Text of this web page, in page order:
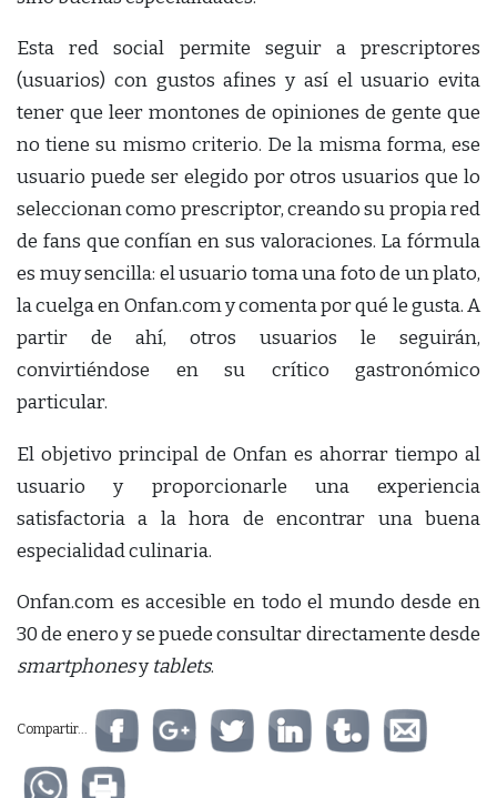
Esta red social permite seguir a prescriptores
(usuarios) con gustos afines y así el usuario evita
tener que leer montones de opiniones de gente que
no tiene su mismo criterio. De la misma forma, ese
usuario puede ser elegido por otros usuarios que lo
seleccionan como prescriptor, creando su propia red
de fans que confían en sus valoraciones. La fórmula
es muy sencilla: el usuario toma una foto de un plato,
la cuelga en Onfan.com y comenta por qué le gusta. A
partir de ahí, otros usuarios le seguirán,
convirtiéndose en su crítico gastronómico
particular.
El objetivo principal de Onfan es ahorrar tiempo al
usuario y proporcionarle una experiencia
satisfactoria a la hora de encontrar una buena
especialidad culinaria.
Onfan.com es accesible en todo el mundo desde en
30 de enero y se puede consultar directamente desde
smartphonesytablets.
Compartir...